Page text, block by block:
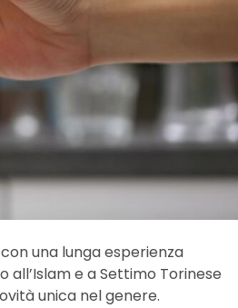
una lunga esperienza
e a Settimo Torinese
unica nel genere.